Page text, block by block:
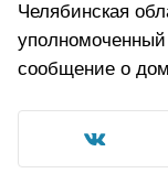
Челябинская
сообщение о